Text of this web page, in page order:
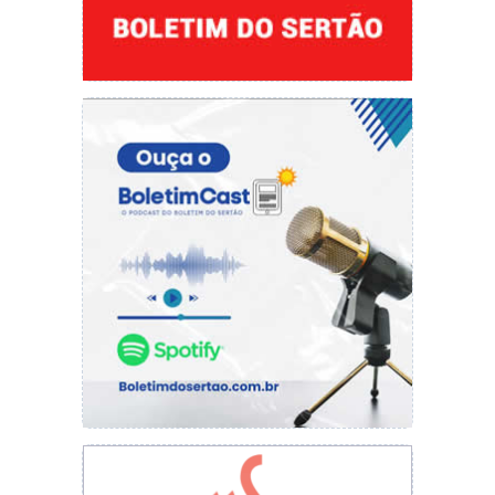
contingente de piauienses desalentados em
2025 foi estimado em 111 mil pessoas.
Fonte: portalclubenews.com